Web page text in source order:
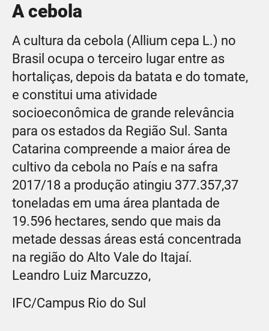
A cebola
A cultura da cebola (Allium cepa L.) no
Brasil ocupa o terceiro lugar entre as
hortaliças, depois da batata e do tomate,
e constitui uma atividade
socioeconômica de grande relevância
para os estados da Região Sul. Santa
Catarina compreende a maior área de
cultivo da cebola no País e na safra
2017/18 a produção atingiu 377.357,37
toneladas em uma área plantada de
19.596 hectares, sendo que mais da
metade dessas áreas está concentrada
na região do Alto Vale do Itajaí.
Leandro Luiz Marcuzzo,
IFC/Campus Rio do Sul